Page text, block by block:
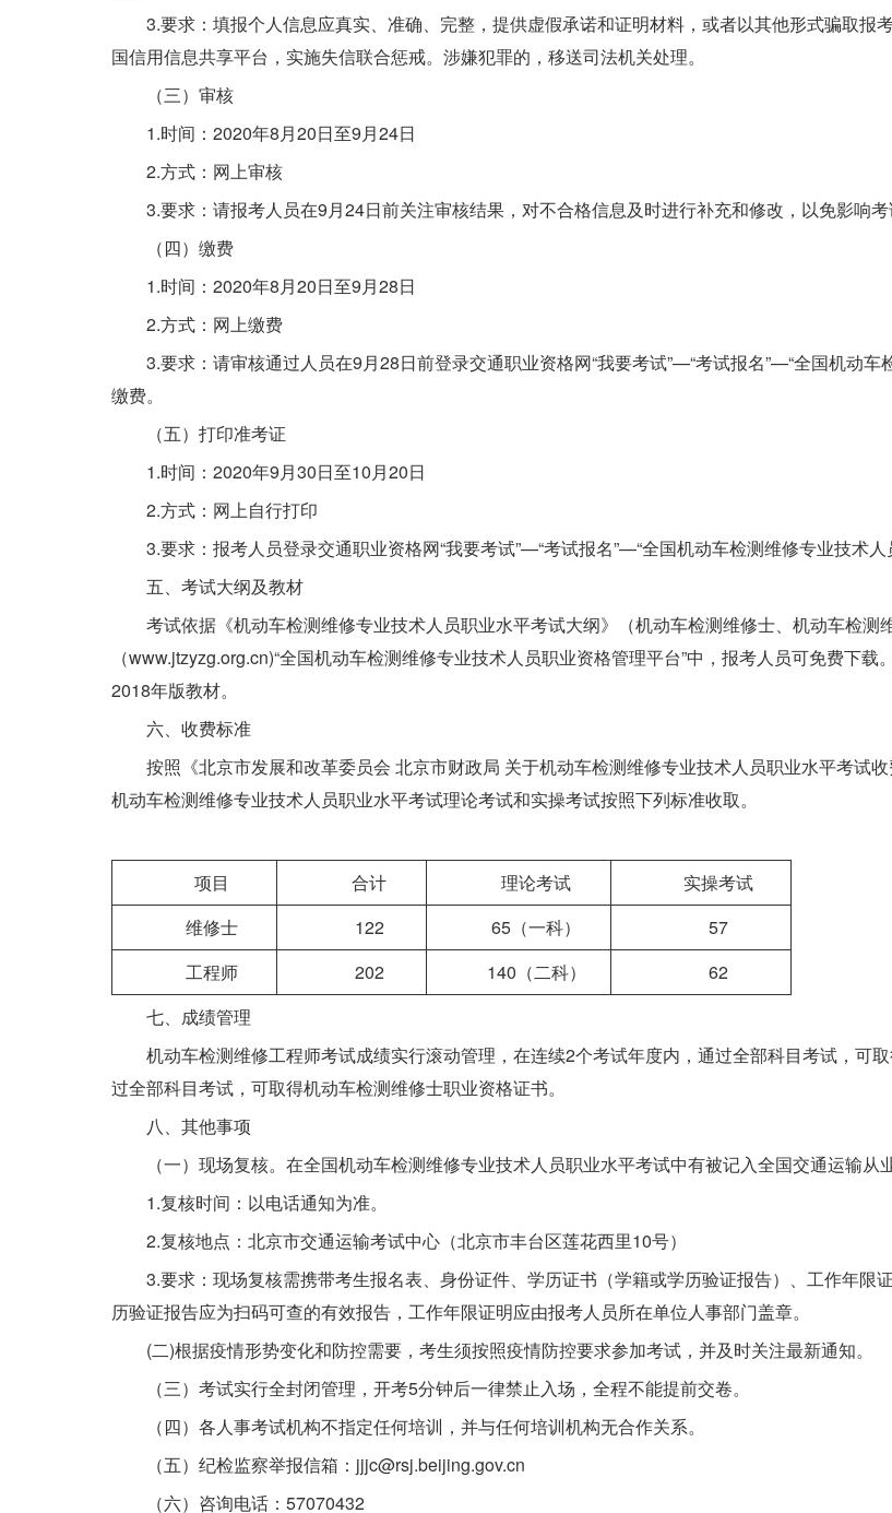
3.要求：填报个人信息应真实、准确、完整，提供虚假承诺和证明材料，或者以其他形式骗取报
国信用信息共享平台，实施失信联合惩戒。涉嫌犯罪的，移送司法机关处理。
（三）审核
1.时间：2020年8月20日至9月24日
2.方式：网上审核
3.要求：请报考人员在9月24日前关注审核结果，对不合格信息及时进行补充和修改，以免影响考
（四）缴费
1.时间：2020年8月20日至9月28日
2.方式：网上缴费
3.要求：请审核通过人员在9月28日前登录交通职业资格网“我要考试”—“考试报名”—“全国机动
缴费。
（五）打印准考证
1.时间：2020年9月30日至10月20日
2.方式：网上自行打印
3.要求：报考人员登录交通职业资格网“我要考试”—“考试报名”—“全国机动车检测维修专业技术人
五、考试大纲及教材
考试依据《机动车检测维修专业技术人员职业水平考试大纲》（机动车检测维修士、机动车检
（www.jtzyzg.org.cn)“全国机动车检测维修专业技术人员职业资格管理平台”中，报考人员可免费下
2018年版教材。
六、收费标准
按照《北京市发展和改革委员会 北京市财政局 关于机动车检测维修专业技术人员职业水平考试
机动车检测维修专业技术人员职业水平考试理论考试和实操考试按照下列标准收取。
项目
合计 理论考试
实操考试
维修士
122 65（一科）
57
工程师
202 140（二科）
62
七、成绩管理
机动车检测维修工程师考试成绩实行滚动管理，在连续2个考试年度内，通过全部科目考试，可
过全部科目考试，可取得机动车检测维修士职业资格证书。
八、其他事项
（一）现场复核。在全国机动车检测维修专业技术人员职业水平考试中有被记入全国交通运输从
1.复核时间：以电话通知为准。
2.复核地点：北京市交通运输考试中心（北京市丰台区莲花西里10号）
3.要求：现场复核需携带考生报名表、身份证件、学历证书（学籍或学历验证报告）、工作年限
历验证报告应为扫码可查的有效报告，工作年限证明应由报考人员所在单位人事部门盖章。
(二)根据疫情形势变化和防控需要，考生须按照疫情防控要求参加考试，并及时关注最新通知。
（三）考试实行全封闭管理，开考5分钟后一律禁止入场，全程不能提前交卷。
（四）各人事考试机构不指定任何培训，并与任何培训机构无合作关系。
（五）纪检监察举报信箱：jjjc@rsj.beijing.gov.cn
（六）咨询电话：57070432